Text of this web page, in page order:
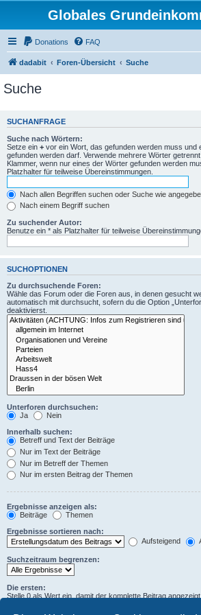
Globales
Donations FAQ
dadabit Foren-Übersicht Suche
Suche
SUCHANFRAGE
Suche nach Wörtern:
Setze ein + vor ein Wort, das gefunden werden muss und
gefunden werden darf. Verwende mehrere Wörter
Klammer, wenn nur eines der Wörter gefunden werden
Platzhalter für teilweise Übereinstimmungen.
Nach allen Begriffen suchen oder Suche wie
Nach einem Begriff suchen
Zu suchender Autor:
Benutze ein * als Platzhalter für teilweise
SUCHOPTIONEN
Zu durchsuchende Foren:
Wähle das Forum oder die Foren aus, in denen gesucht
automatisch mit durchsucht, sofern du die Option
deaktivierst.
Unterforen durchsuchen:
Ja
Nein
Innerhalb suchen:
Betreff und Text der Beiträge
Nur im Text der Beiträge
Nur im Betreff der Themen
Nur im ersten Beitrag der Themen
Ergebnisse anzeigen als:
Beiträge
Themen
Ergebnisse sortieren nach:
Aufsteigend
Suchzeitraum begrenzen:
Die ersten:
Stelle 0 als Wert ein, damit der komplette Beitrag angezeigt